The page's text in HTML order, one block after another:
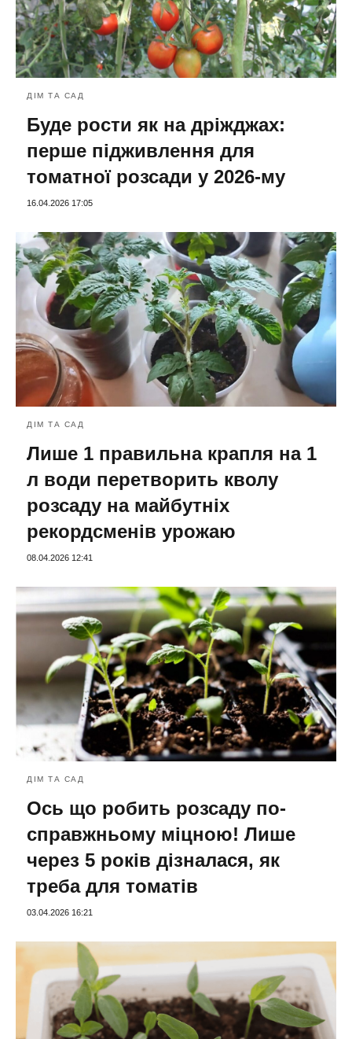
ДІМ ТА САД
Буде рости як на дріжджах:
перше підживлення для
томатної розсади у 2026-му
16.04.2026 17:05
ДІМ ТА САД
Лише 1 правильна крапля на 1
л води перетворить кволу
розсаду на майбутніх
рекордсменів урожаю
08.04.2026 12:41
ДІМ ТА САД
Ось що робить розсаду по-
справжньому міцною! Лише
через 5 років дізналася, як
треба для томатів
03.04.2026 16:21